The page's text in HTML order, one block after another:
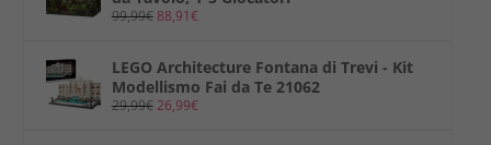
99,99€88,91€
LEGO Architecture Fontana di Trevi - Kit
Modellismo Fai da Te 21062
29,99€26,99€